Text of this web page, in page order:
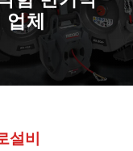
업체
설비